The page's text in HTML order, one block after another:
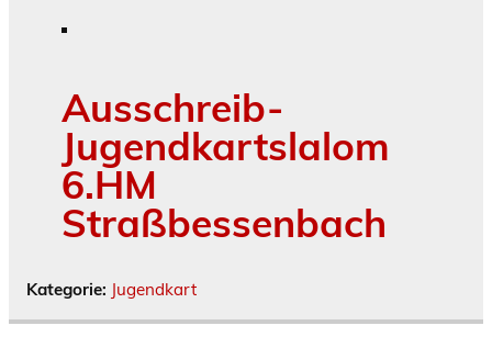
Ausschreib-
Jugendkartslalom
6.HM
Straßbessenbach
Kategorie: Jugendkart